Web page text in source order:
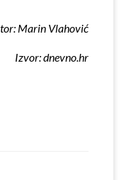
Marin Vlahović
Izvor: dnevno.hr